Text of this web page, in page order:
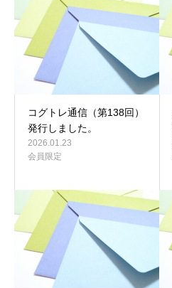
コグトレ通信（第138回）
発行しました。
2026.01.23
会員限定